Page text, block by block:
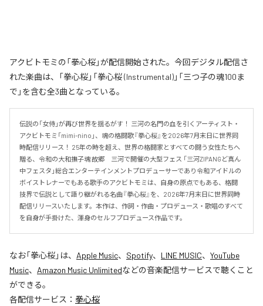
アクビトモミの「拳心桜」が配信開始された。今回デジタル配信さ
れた楽曲は、「拳心桜」「拳心桜 (Instrumental)」「三つ子の魂100ま
で」を含む全3曲となっている。
伝説の「女侍」が再び世界を揺るがす！ 三河の名門の血を引くアーティスト・
アクビトモミ「mimi-nino」、魂の格闘歌『拳心桜』を2026年7月末日に世界同
時配信リリース！ 25年の時を超え、世界の格闘家とすべての闘う女性たちへ
贈る、令和の大和撫子魂 故郷　三河で開催の大型フェス 「三河ZIPANGど真ん
中フェスタ」総合エンターテインメントプロデューサーであり令和アイドルの
ボイストレナーでもある歌手のアクビトモミは、自身の原点でもある、格闘
技界で伝説として語り継がれる名曲『拳心桜』を、2026年7月末日に世界同時
配信リリースいたします。本作は、作詞・作曲・プロデュース・歌唱のすべて
を自身が手掛けた、渾身のセルフプロデュース作品です。
なお「拳心桜」は、 Apple Music、 Spotify、 LINE MUSIC、 YouTube
Music、 Amazon Music Unlimitedなどの音楽配信サービスで聴くこと
ができる。
各配信サービス： 拳心桜